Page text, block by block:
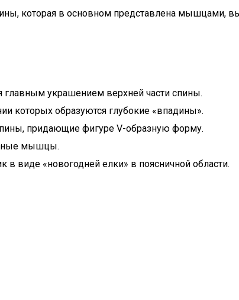
которая в основном представлена мышцами,
украшением верхней части спины.
образуются глубокие «впадины».
придающие фигуре V-образную форму.
мышцы.
«новогодней елки» в поясничной области.